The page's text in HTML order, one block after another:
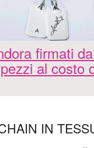
firmati
al costo
IN